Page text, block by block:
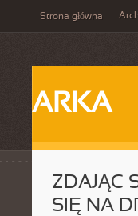
Strona główna
ARKA
ZDAJĄC
SIĘ NA